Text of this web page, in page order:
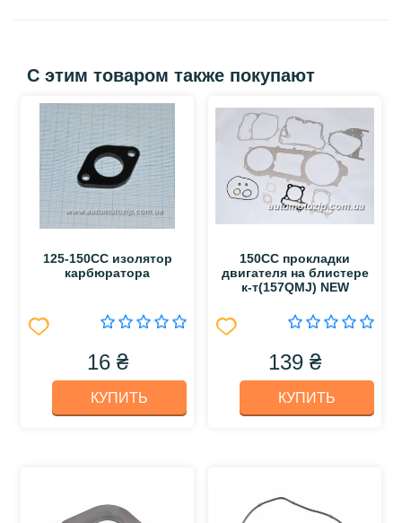
С этим товаром также покупают
125-150СС изолятор
карбюратора
16 ₴
КУПИТЬ
150СС прокладки
двигателя на блистере
к-т(157QMJ) NEW
139 ₴
КУПИТЬ